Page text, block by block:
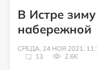
В Истре
набережной
СРЕДА, 24 НОЯ 2021,
13
2.6K